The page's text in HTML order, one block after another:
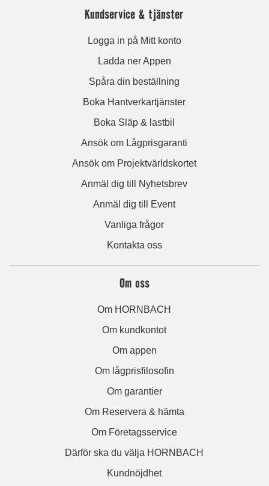
Kundservice & tjänster
Logga in på Mitt konto
Ladda ner Appen
Spåra din beställning
Boka Hantverkartjänster
Boka Släp & lastbil
Ansök om Lågprisgaranti
Ansök om Projektvärldskortet
Anmäl dig till Nyhetsbrev
Anmäl dig till Event
Vanliga frågor
Kontakta oss
Om oss
Om HORNBACH
Om kundkontot
Om appen
Om lågprisfilosofin
Om garantier
Om Reservera & hämta
Om Företagsservice
Därför ska du välja HORNBACH
Kundnöjdhet